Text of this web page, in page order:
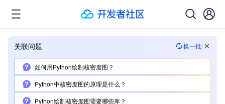
关联问题 换一批
如何用Python绘制核密度图？
Python中核密度图的原理是什么？
Python绘制核密度图需要哪些库？